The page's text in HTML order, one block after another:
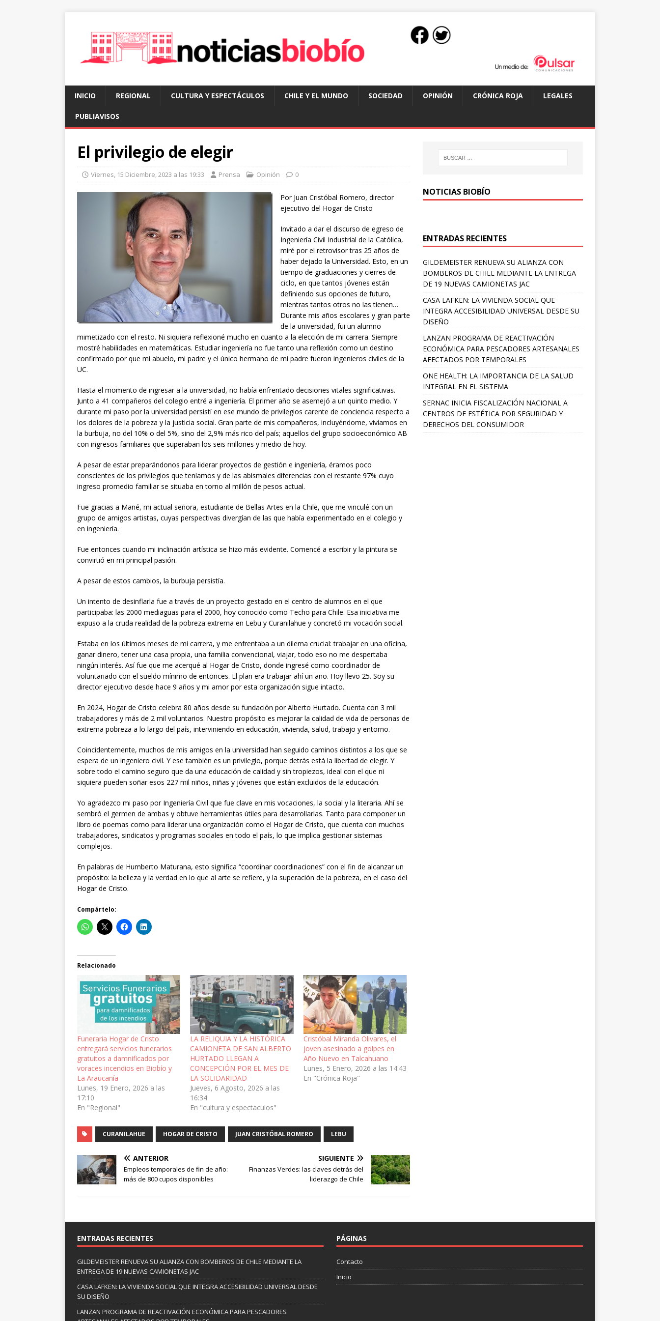
INICIO REGIONAL CULTURA Y ESPECTÁCULOS CHILE Y EL MUNDO SOCIEDAD OPINIÓN CRÓNICA ROJA LEGALES
PUBLIAVISOS
El privilegio de elegir
Viernes, 15 Diciembre, 2023 a las 19:33 Prensa Opinión 0
Por Juan Cristóbal Romero, director
ejecutivo del Hogar de Cristo
Invitado a dar el discurso de egreso de
Ingeniería Civil Industrial de la Católica,
miré por el retrovisor tras 25 años de
haber dejado la Universidad. Esto, en un
tiempo de graduaciones y cierres de
ciclo, en que tantos jóvenes están
definiendo sus opciones de futuro,
mientras tantos otros no las tienen…
Durante mis años escolares y gran parte
de la universidad, fui un alumno
mimetizado con el resto. Ni siquiera reflexioné mucho en cuanto a la elección de mi carrera. Siempre
mostré habilidades en matemáticas. Estudiar ingeniería no fue tanto una reflexión como un destino
confirmado por que mi abuelo, mi padre y el único hermano de mi padre fueron ingenieros civiles de la
UC.
Hasta el momento de ingresar a la universidad, no había enfrentado decisiones vitales significativas.
Junto a 41 compañeros del colegio entré a ingeniería. El primer año se asemejó a un quinto medio. Y
durante mi paso por la universidad persistí en ese mundo de privilegios carente de conciencia respecto a
los dolores de la pobreza y la justicia social. Gran parte de mis compañeros, incluyéndome, vivíamos en
la burbuja, no del 10% o del 5%, sino del 2,9% más rico del país; aquellos del grupo socioeconómico AB
con ingresos familiares que superaban los seis millones y medio de hoy.
A pesar de estar preparándonos para liderar proyectos de gestión e ingeniería, éramos poco
conscientes de los privilegios que teníamos y de las abismales diferencias con el restante 97% cuyo
ingreso promedio familiar se situaba en torno al millón de pesos actual.
Fue gracias a Mané, mi actual señora, estudiante de Bellas Artes en la Chile, que me vinculé con un
grupo de amigos artistas, cuyas perspectivas divergían de las que había experimentado en el colegio y
en ingeniería.
Fue entonces cuando mi inclinación artística se hizo más evidente. Comencé a escribir y la pintura se
convirtió en mi principal pasión.
A pesar de estos cambios, la burbuja persistía.
Un intento de desinflarla fue a través de un proyecto gestado en el centro de alumnos en el que
participaba: las 2000 mediaguas para el 2000, hoy conocido como Techo para Chile. Esa iniciativa me
expuso a la cruda realidad de la pobreza extrema en Lebu y Curanilahue y concretó mi vocación social.
Estaba en los últimos meses de mi carrera, y me enfrentaba a un dilema crucial: trabajar en una oficina,
ganar dinero, tener una casa propia, una familia convencional, viajar, todo eso no me despertaba
ningún interés. Así fue que me acerqué al Hogar de Cristo, donde ingresé como coordinador de
voluntariado con el sueldo mínimo de entonces. El plan era trabajar ahí un año. Hoy llevo 25. Soy su
director ejecutivo desde hace 9 años y mi amor por esta organización sigue intacto.
En 2024, Hogar de Cristo celebra 80 años desde su fundación por Alberto Hurtado. Cuenta con 3 mil
trabajadores y más de 2 mil voluntarios. Nuestro propósito es mejorar la calidad de vida de personas de
extrema pobreza a lo largo del país, interviniendo en educación, vivienda, salud, trabajo y entorno.
Coincidentemente, muchos de mis amigos en la universidad han seguido caminos distintos a los que se
espera de un ingeniero civil. Y ese también es un privilegio, porque detrás está la libertad de elegir. Y
sobre todo el camino seguro que da una educación de calidad y sin tropiezos, ideal con el que ni
siquiera pueden soñar esos 227 mil niños, niñas y jóvenes que están excluidos de la educación.
Yo agradezco mi paso por Ingeniería Civil que fue clave en mis vocaciones, la social y la literaria. Ahí se
sembró el germen de ambas y obtuve herramientas útiles para desarrollarlas. Tanto para componer un
libro de poemas como para liderar una organización como el Hogar de Cristo, que cuenta con muchos
trabajadores, sindicatos y programas sociales en todo el país, lo que implica gestionar sistemas
complejos.
En palabras de Humberto Maturana, esto significa “coordinar coordinaciones” con el fin de alcanzar un
propósito: la belleza y la verdad en lo que al arte se refiere, y la superación de la pobreza, en el caso del
Hogar de Cristo.
Compártelo:
Relacionado
Funeraria Hogar de Cristo
entregará servicios funerarios
gratuitos a damnificados por
voraces incendios en Biobío y
La Araucanía
Lunes, 19 Enero, 2026 a las
17:10
En "Regional"
LA RELIQUIA Y LA HISTÓRICA
CAMIONETA DE SAN ALBERTO
HURTADO LLEGAN A
CONCEPCIÓN POR EL MES DE
LA SOLIDARIDAD
Jueves, 6 Agosto, 2026 a las
16:34
En "cultura y espectaculos"
Cristóbal Miranda Olivares, el
joven asesinado a golpes en
Año Nuevo en Talcahuano
Lunes, 5 Enero, 2026 a las 14:43
En "Crónica Roja"
CURANILAHUE HOGAR DE CRISTO JUAN CRISTÓBAL ROMERO LEBU
ANTERIOR
Empleos temporales de fin de año:
más de 800 cupos disponibles
SIGUIENTE
Finanzas Verdes: las claves detrás del
liderazgo de Chile
NOTICIAS BIOBÍO
ENTRADAS RECIENTES
GILDEMEISTER RENUEVA SU ALIANZA CON
BOMBEROS DE CHILE MEDIANTE LA ENTREGA
DE 19 NUEVAS CAMIONETAS JAC
CASA LAFKEN: LA VIVIENDA SOCIAL QUE
INTEGRA ACCESIBILIDAD UNIVERSAL DESDE SU
DISEÑO
LANZAN PROGRAMA DE REACTIVACIÓN
ECONÓMICA PARA PESCADORES ARTESANALES
AFECTADOS POR TEMPORALES
ONE HEALTH: LA IMPORTANCIA DE LA SALUD
INTEGRAL EN EL SISTEMA
SERNAC INICIA FISCALIZACIÓN NACIONAL A
CENTROS DE ESTÉTICA POR SEGURIDAD Y
DERECHOS DEL CONSUMIDOR
ENTRADAS RECIENTES
GILDEMEISTER RENUEVA SU ALIANZA CON BOMBEROS DE CHILE MEDIANTE LA
ENTREGA DE 19 NUEVAS CAMIONETAS JAC
CASA LAFKEN: LA VIVIENDA SOCIAL QUE INTEGRA ACCESIBILIDAD UNIVERSAL DESDE
SU DISEÑO
LANZAN PROGRAMA DE REACTIVACIÓN ECONÓMICA PARA PESCADORES
PÁGINAS
Contacto
Inicio